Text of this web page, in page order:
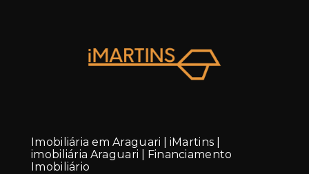
Imobiliária em Araguari | iMartins |
imobiliária Araguari | Financiamento
Imobiliário